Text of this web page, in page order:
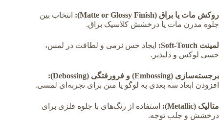
روکش مات یا براق (Matte or Glossy Finish):
انتخاب بین
جلوه مدرن مات یا درخشش کلاسیک براق.
لمینت Soft-Touch:
ایجاد حس نرمی و لطافت در لمس،
حسی لوکس و دلپذیر.
برجسته‌سازی (Embossing) و فرورفتگی (Debossing):
افزودن ابعاد سه بعدی به لوگو یا متن برای تجربه‌ای لمسی.
متالیک (Metallic):
استفاده از رنگ‌های با جلوه فلزی برای
درخشش و جلب توجه.